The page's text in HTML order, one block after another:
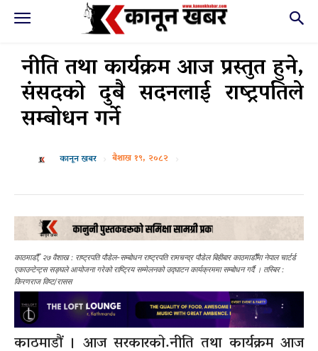
नीति तथा कार्यक्रम आज प्रस्तुत हुने,
संसदको दुबै सदनलाई राष्ट्रपतिले
सम्बोधन गर्ने
कानून खबर बैशाख १९, २०८२
काठमाडौँ, २७ वैशाख : राष्ट्रपति पौडेल-सम्बोधन राष्ट्रपति रामचन्द्र पौडेल बिहीबार काठमाडौँमा नेपाल चार्टर्ड
एकाउन्टेन्ट्स सङ्घले आयोजना गरेको राष्ट्रिय सम्मेलनको उद्घाटन कार्यक्रममा सम्बोधन गर्दै । तस्बिर :
किरणराज विष्ट/रासस
काठमाडौं । आज सरकारको.नीति तथा कार्यक्रम आज